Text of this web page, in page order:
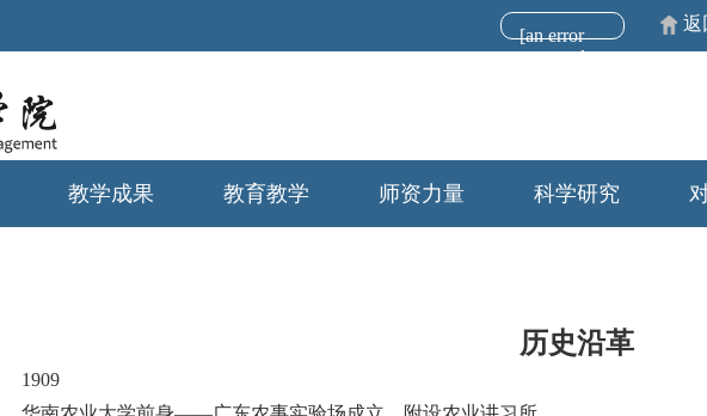
返
[an error
occurred
教学成果 教育教学 师资力量 科学研究
历史沿革
1909